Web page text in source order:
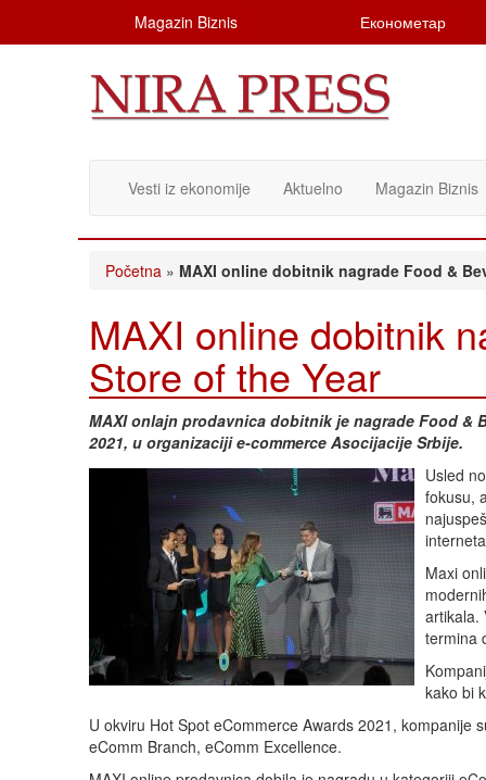
Magazin Biznis Економетар
Vesti iz ekonomije Aktuelno Magazin Biznis
Početna » MAXI online dobitnik nagrade Food &
MAXI online dobitnik
Store of the Year
MAXI onlajn prodavnica dobitnik je nagrade Food &
2021, u organizaciji e-commerce Asocijacije Srbije.
Usled
fokusu,
Maxi
artikala.
termina
kako bi
U okviru Hot Spot eCommerce Awards 2021,
eComm Branch, eComm Excellence.